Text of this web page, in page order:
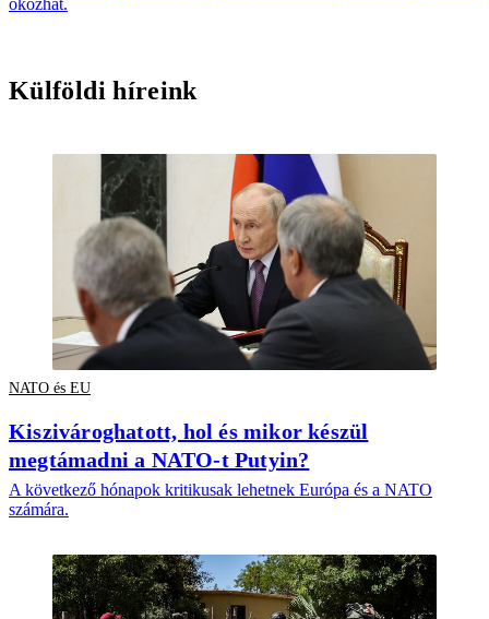
okozhat.
Külföldi híreink
NATO és EU
Kiszivároghatott, hol és mikor készül
megtámadni a NATO-t Putyin?
A következő hónapok kritikusak lehetnek Európa és a NATO
számára.